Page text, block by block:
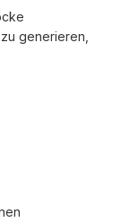
generieren,